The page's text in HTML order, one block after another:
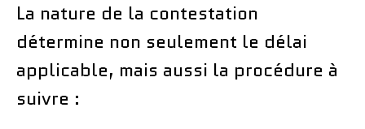
La nature de la contestation
détermine non seulement le délai
applicable, mais aussi la procédure à
suivre :